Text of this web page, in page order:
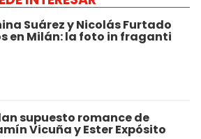
Suárez y Nicolás Furtado
en Milán: la foto in fraganti
supuesto romance de
Vicuña y Ester Expósito